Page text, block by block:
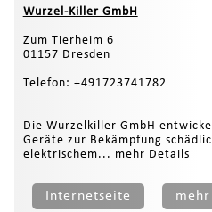
Wurzel-Killer GmbH
Zum Tierheim 6
01157 Dresden
Telefon: +491723741782
Die Wurzelkiller GmbH
Geräte zur Bekämpfung
elektrischem... mehr Details
Internetseite